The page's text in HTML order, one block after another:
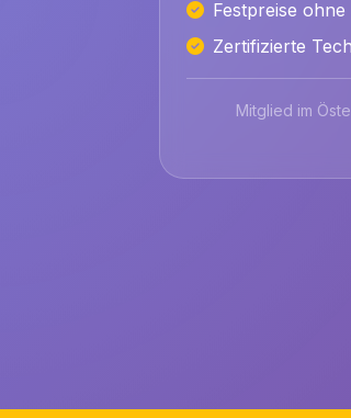
Festpreise
Zertifizierte
Mitglied im